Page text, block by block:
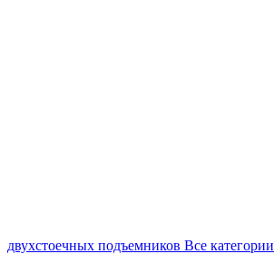
двухстоечных подъемников Все категории